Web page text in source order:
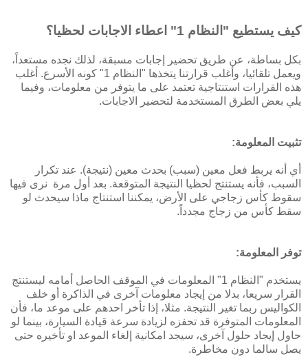
كيف يستطيع "النظام 1" اعطاء الاجابات لحظيا؟
بكل بساطة، عن طريق تحضير إجابات مسبقة، لذلك نجده مستعداً،
ويعمل تلقائيا، وأغلب قرارتنا يتخذها "النظام 1" كونه الأسرع. أغلب
هذه القرارات استنتاجية تعتمد على ما يتوفر من معلومات، وفيما
يلي بعض الطرق المستخدمة لتحضير الاجابات.
تثبيت المعلومة:
أي أنه يربط فعل معين (سبب) بحدث معين (نتيجة). عند تكرار
السبب، فأنه يستنتج لحظيا النتيجة المتوقعة. بعد أول مرة نرى فيها
سقوط كأس زجاجي على الأرض، يمكننا استنتاج ماذا سيحدث لو
سقط كأس من زجاج مجدداً.
توفر المعلومة:
يستخدم "النظام 1" المعلومات في الموقف الحاصل أمامه ليستنتج
القرار سريعا، بدلا من إيجاد معلومات آخرى في الذاكرة أو خلف
الكواليس ربما تغير النتيجة. مثلا، إذا تأخر احدهم على موعد ما، فأن
المعلومات المتوفرة قد تحفزه لزيادة سرعة قيادة السيارة، بينما لو
حاول إيجاد حلول آخرى، سيجد امكانية إلغاء الموعد او تأخيره حتى
يصل سالما دون مخاطرة.